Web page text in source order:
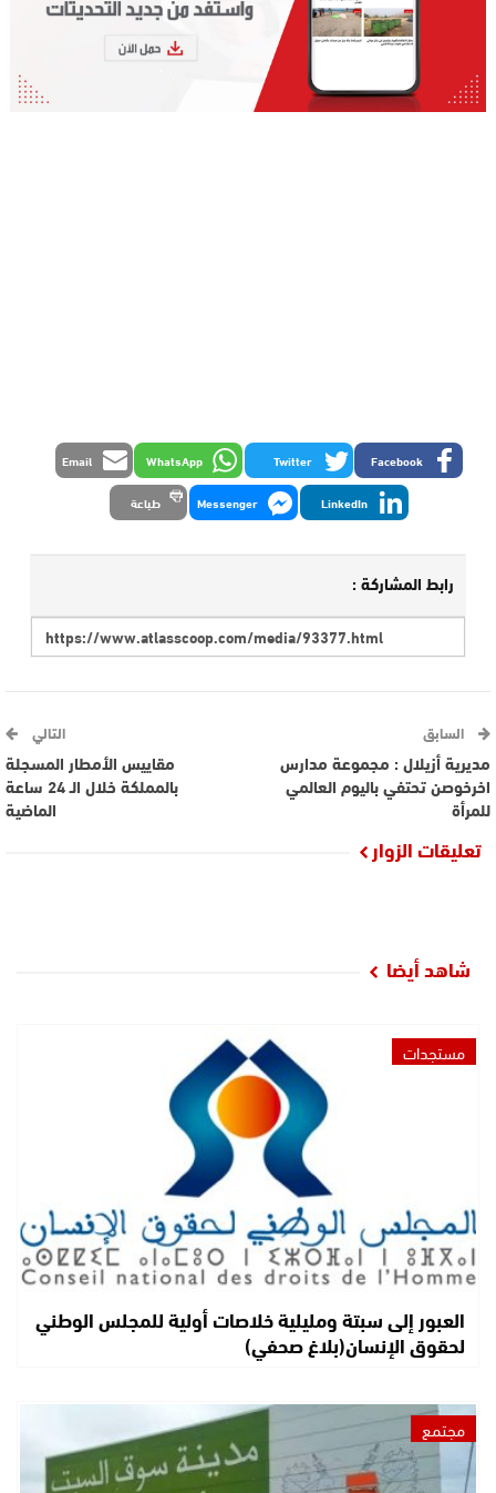
Facebook
Twitter
WhatsApp
Email
LinkedIn
Messenger طباعة
رابط المشاركة :
السابق
مديرية أزيلال : مجموعة مدارس
اخرخوصن تحتفي باليوم العالمي
للمرأة
التالي
مقاييس الأمطار المسجلة
بالمملكة خلال الـ 24 ساعة
الماضية
تعليقات الزوار
شاهد أيضا
مستجدات
العبور إلى سبتة ومليلية خلاصات أولية للمجلس الوطني
لحقوق الإنسان(بلاغ صحفي)
مجتمع